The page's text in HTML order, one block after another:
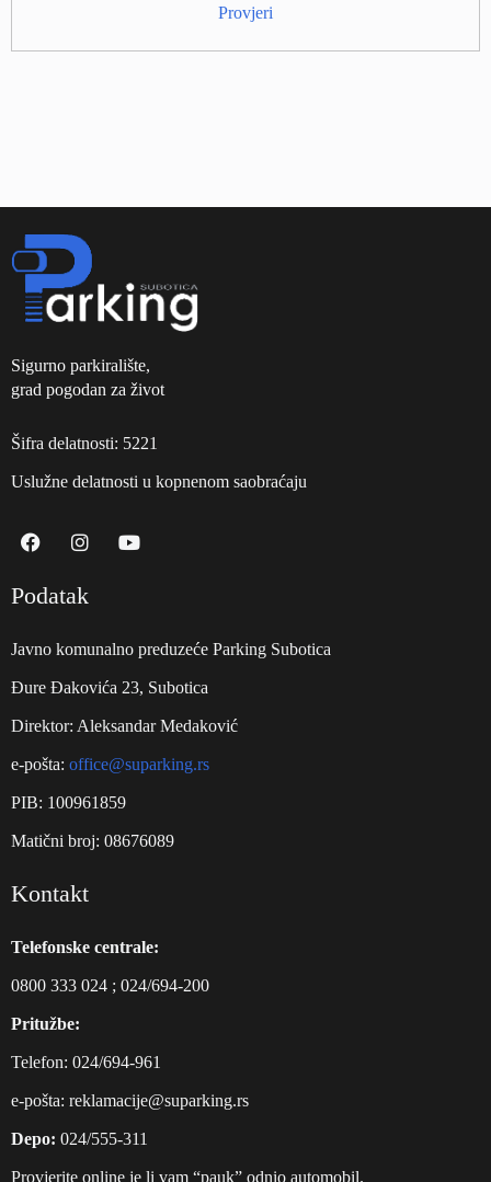
Provjeri
Sigurno parkiralište,
grad pogodan za život
Šifra delatnosti: 5221
Uslužne delatnosti u kopnenom saobraćaju
Podatak
Javno komunalno preduzeće Parking Subotica
Đure Đakovića 23, Subotica
Direktor: Aleksandar Medaković
e-pošta: office@suparking.rs
PIB: 100961859
Matični broj: 08676089
Kontakt
Telefonske centrale:
0800 333 024 ; 024/694-200
Pritužbe:
Telefon: 024/694-961
е-pošta: reklamacije@suparking.rs
Depo: 024/555-311
Provjerite online je li vam “pauk” odnio automobil.